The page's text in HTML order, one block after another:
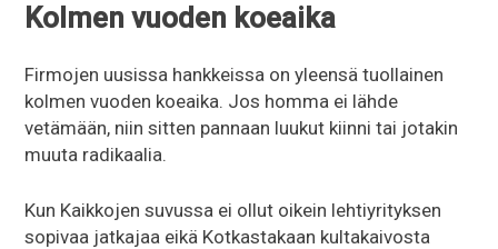
Kolmen vuoden koeaika
Firmojen uusissa hankkeissa on yleensä tuollainen
kolmen vuoden koeaika. Jos homma ei lähde
vetämään, niin sitten pannaan luukut kiinni tai jotakin
muuta radikaalia.
Kun Kaikkojen suvussa ei ollut oikein lehtiyrityksen
sopivaa jatkajaa eikä Kotkastakaan kultakaivosta